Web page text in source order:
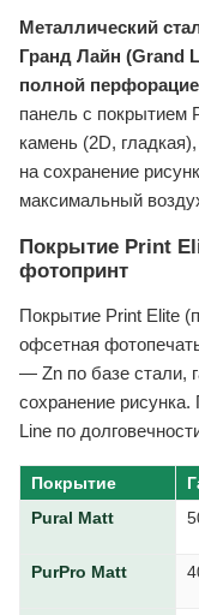
Металлический
Гранд Лайн (Grand
полной
панель с покрытием
камень (2D,
на сохранение
максимальный
Покрытие Print
фотопринт
Покрытие Print Elite
офсетная
— Zn по базе стали,
сохранение
Line по
Покрытие
Pural Matt
PurPro Matt